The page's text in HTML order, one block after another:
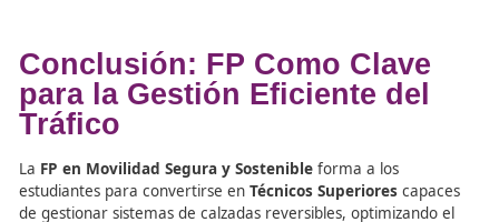
gestionar el tráfico de manera más eficiente, pero
presenta desafíos en términos de seguridad vial. A
FP, los futurosTécnicos Superioresadquieren las
necesarias para garantizar que estos sistemas se
correctamente y se mantengan en óptimas
contribuye a la reducción de accidentes y a la mejora
movilidad urbana.